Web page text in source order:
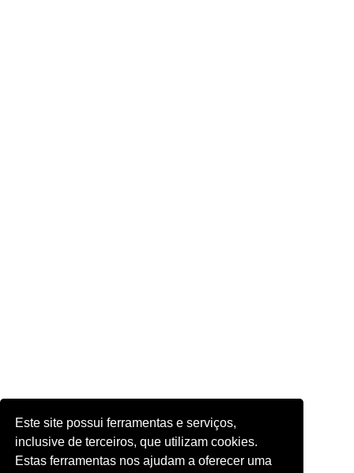
Este site possui ferramentas e serviços,
inclusive de terceiros, que utilizam cookies.
Estas ferramentas nos ajudam a oferecer uma